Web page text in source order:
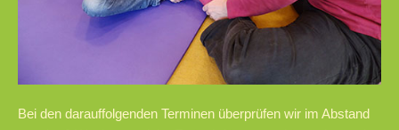
Bei den darauffolgenden Terminen überprüfen wir im Abstand